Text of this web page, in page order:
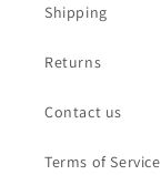
Shipping
Returns
Contact us
Terms of Service